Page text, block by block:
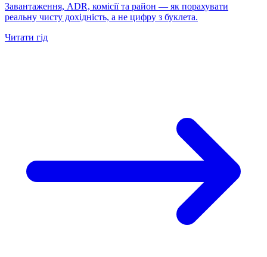
Завантаження, ADR, комісії та район — як порахувати
реальну чисту дохідність, а не цифру з буклета.
Читати гід